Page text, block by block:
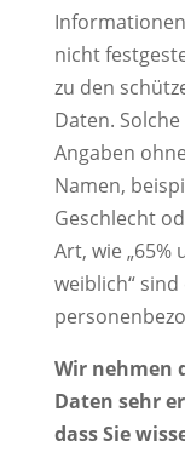
nicht
zu den
Daten.
Angaben
Namen,
Geschlecht
Art, wie
weiblich“
Wir nehmen
Daten sehr
dass Sie